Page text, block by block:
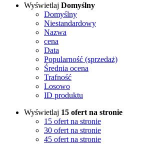
Wyświetlaj Domyślny
Domyślny
Niestandardowy
Nazwa
cena
Data
Popularność (sprzedaż)
Średnia ocena
Trafność
Losowo
ID produktu
Wyświetlaj 15 ofert na stronie
15 ofert na stronie
30 ofert na stronie
45 ofert na stronie